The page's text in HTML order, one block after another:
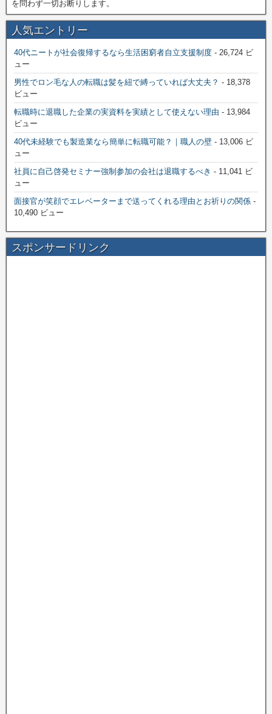
を問わず一切お断りします。
人気エントリー
40代ニートが社会復帰するなら生活困窮者自立支援制度 - 26,724 ビ
ュー
男性でロン毛な人の転職は髪を紐で縛っていれば大丈夫？ - 18,378
ビュー
転職時に退職した企業の実資料を実績として使えない理由 - 13,984
ビュー
40代未経験でも製造業なら簡単に転職可能？｜職人の壁 - 13,006 ビ
ュー
社員に自己啓発セミナー強制参加の会社は退職するべき - 11,041 ビ
ュー
面接官が笑顔でエレベーターまで送ってくれる理由とお祈りの関係 -
10,490 ビュー
スポンサードリンク